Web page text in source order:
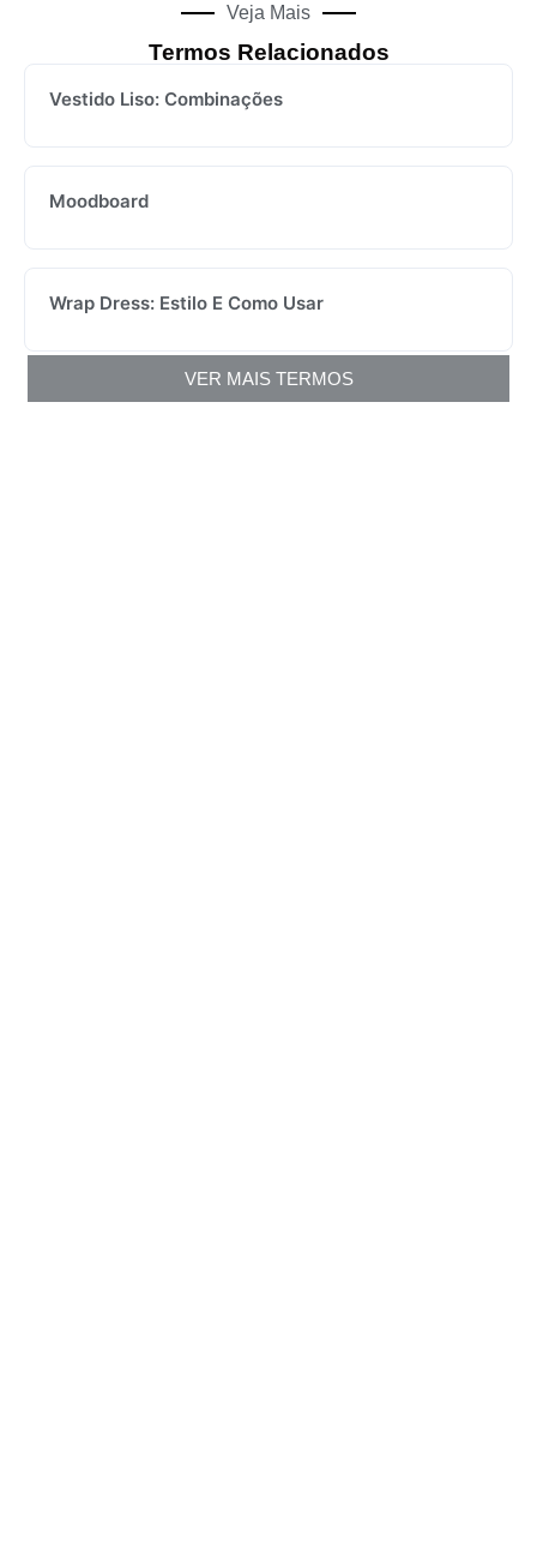
Veja Mais
Termos Relacionados
Vestido Liso: Combinações
Moodboard
Wrap Dress: Estilo E Como Usar
VER MAIS TERMOS